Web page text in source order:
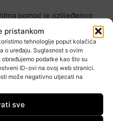
pristankom
tehnologije poput kolačića
o uređaju. Suglasnost s ovim
podatke kao što su
ID-ovi na ovoj web stranici.
može negativno utjecati na
sve
pomoć je ozlijeđenog